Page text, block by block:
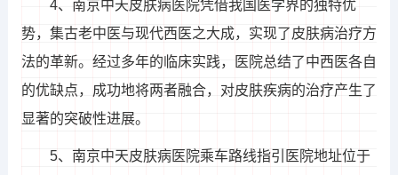
4、南京中天皮肤病医院凭借我国医学界的独特优
势，集古老中医与现代西医之大成，实现了皮肤病治疗方
法的革新。经过多年的临床实践，医院总结了中西医各自
的优缺点，成功地将两者融合，对皮肤疾病的治疗产生了
显著的突破性进展。
5、南京中天皮肤病医院乘车路线指引医院地址位于